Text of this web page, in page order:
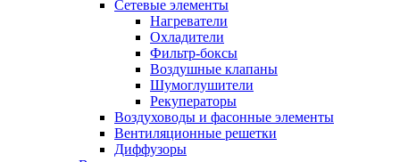
Сетевые элементы
Нагреватели
Охладители
Фильтр-боксы
Воздушные клапаны
Шумоглушители
Рекуператоры
Воздуховоды и фасонные элементы
Вентиляционные решетки
Диффузоры